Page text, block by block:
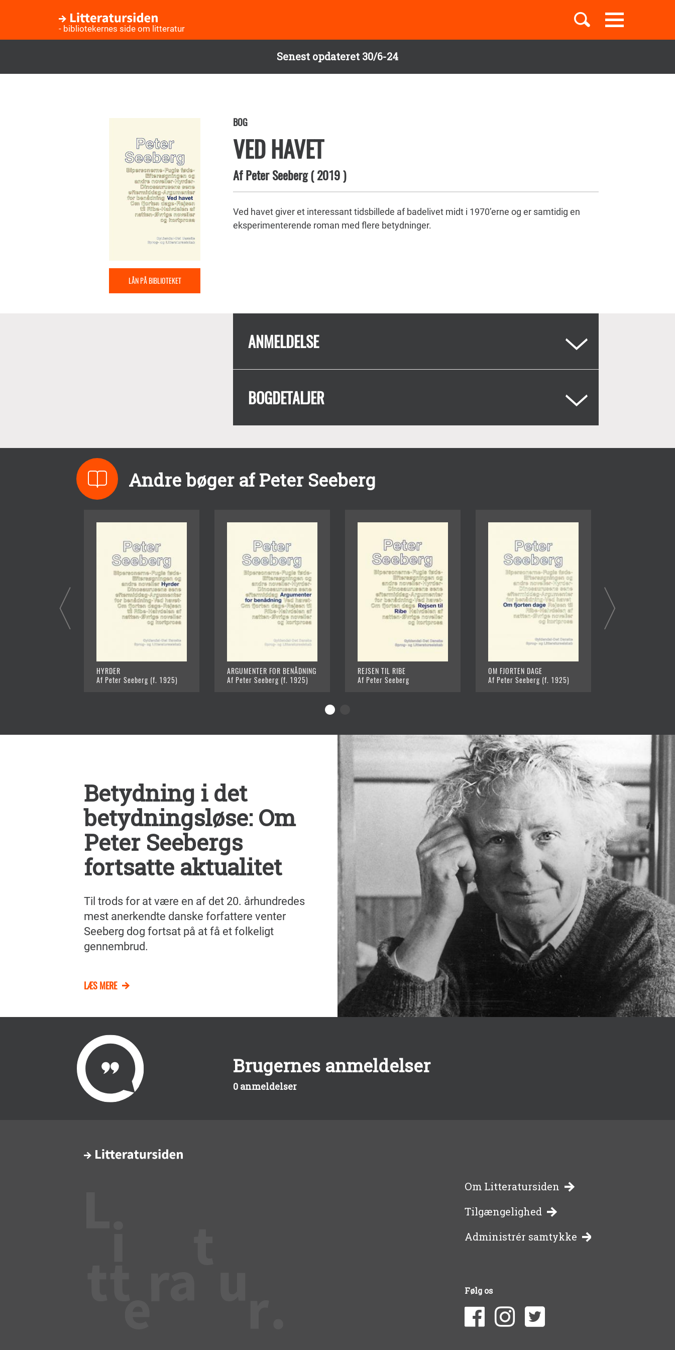
Senest opdateret 30/6-24
Toggle
navigation
- bibliotekernes side om litteratur
Børnebøger
Temaer
LÅN PÅ BIBLIOTEKET
BOG
VED HAVET
AfPeter Seeberg(2019)
Ved havet giver et interessant tidsbillede af badelivet midt i 1970’erne og er samtidig en
eksperimenterende roman med flere betydninger.
ANMELDELSE
BOGDETALJER
Andre bøger af Peter Seeberg
HYRDER
Af Peter Seeberg (f. 1925)
ARGUMENTER FOR BENÅDNING
Af Peter Seeberg (f. 1925)
REJSEN TIL RIBE
Af Peter Seeberg
OM FJORTEN DAGE
Af Peter Seeberg (f. 1925)
Betydning i det
betydningsløse: Om
Peter Seebergs
fortsatte aktualitet
Til trods for at være en af det 20. århundredes
mest anerkendte danske forfattere venter
Seeberg dog fortsat på at få et folkeligt
gennembrud.
LÆS MERE
Brugernes anmeldelser
0 anmeldelser
-
bibliotekernes
om
litteratur
Om Litteratursiden
Tilgængelighed
Administrér samtykke
Følg os